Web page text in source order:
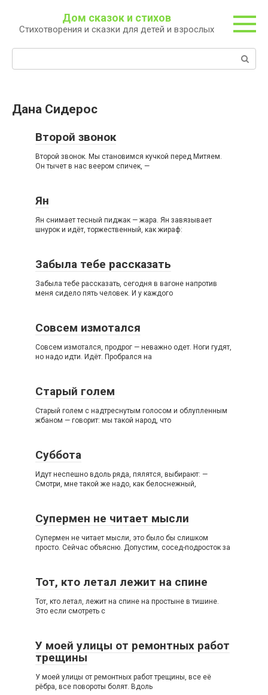
контенту
Дом сказок и стихов
Стихотворения и сказки для детей и взрослых
Дана Сидерос
Второй звонок
Второй звонок. Мы становимся кучкой перед Митяем.
Он тычет в нас веером спичек, —
Ян
Ян снимает тесный пиджак — жара. Ян завязывает
шнурок и идёт, торжественный, как жираф:
Забыла тебе рассказать
Забыла тебе рассказать, сегодня в вагоне напротив
меня сидело пять человек. И у каждого
Совсем измотался
Совсем измотался, продрог — неважно одет. Ноги гудят,
но надо идти. Идёт. Пробрался на
Старый голем
Старый голем с надтреснутым голосом и облупленным
жбаном — говорит: мы такой народ, что
Суббота
Идут неспешно вдоль ряда, пялятся, выбирают: —
Смотри, мне такой же надо, как белоснежный,
Супермен не читает мысли
Супермен не читает мысли, это было бы слишком
просто. Сейчас объясню. Допустим, сосед-подросток за
Тот, кто летал лежит на спине
Тот, кто летал, лежит на спине на простыне в тишине.
Это если смотреть с
У моей улицы от ремонтных работ
трещины
У моей улицы от ремонтных работ трещины, все её
рёбра, все повороты болят. Вдоль